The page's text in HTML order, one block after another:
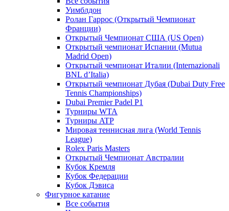
Уимблдон
Ролан Гаррос (Открытый Чемпионат
Франции)
Открытый Чемпионат США (US Open)
Открытый чемпионат Испании (Mutua
Madrid Open)
Открытый чемпионат Италии (Internazionali
BNL d’Italia)
Открытый чемпионат Дубая (Dubai Duty Free
Tennis Championships)
Dubai Premier Padel P1
Турниры WTA
Турниры ATP
Мировая теннисная лига (World Tennis
League)
Rolex Paris Masters
Открытый Чемпионат Австралии
Кубок Кремля
Кубок Федерации
Кубок Дэвиса
Фигурное катание
Все события